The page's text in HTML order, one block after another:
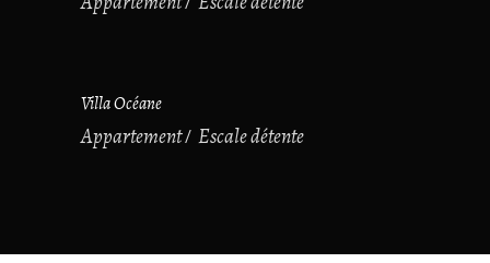
Villa Océane
Appartement Escale détente